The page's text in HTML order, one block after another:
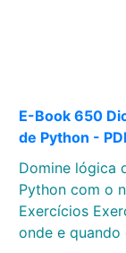
E-Book 650
de Python -
Domine lógica
Python com o
Exercícios
onde e quando